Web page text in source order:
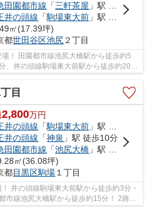
田園都市線 「三軒茶屋 」駅 徒歩13分
井の頭線 「駒場東大前 」駅 徒歩20分
㎡(17.39坪)
都世田谷区池尻２丁目
！ 田園都市線池尻大橋駅から徒歩約5
、井の頭線駒場東大前駅から徒歩約20
目
2,800万円
井の頭線 「駒場東大前 」駅 徒歩3分
井の頭線 「神泉 」駅 徒歩10分
田園都市線 「池尻大橋 」駅 徒歩15分
㎡(36.08坪)
都目黒区駒場 １丁目
井の頭線駒場東大前駅から徒歩約3分・
市線池尻大橋駅から徒歩約15分！ 2路線